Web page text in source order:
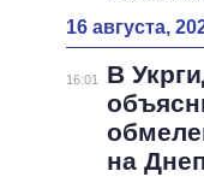
16 августа,
16:01
В
на